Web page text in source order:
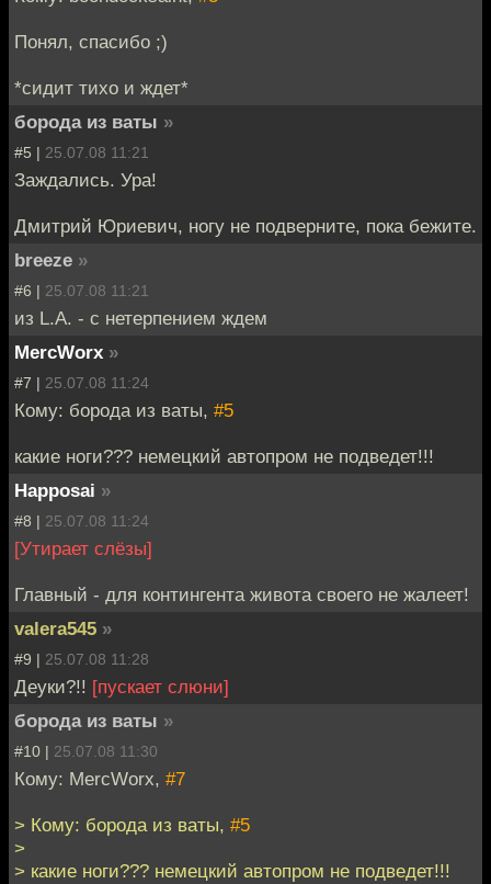
Понял, спасибо ;)
*сидит тихо и ждет*
борода из ваты »
#5 | 25.07.08 11:21
Заждались. Ура!
Дмитрий Юриевич, ногу не подверните, пока бежите.
breeze »
#6 | 25.07.08 11:21
из L.A. - с нетерпением ждем
MercWorx »
#7 | 25.07.08 11:24
Кому: борода из ваты, #5
какие ноги??? немецкий автопром не подведет!!!
Happosai »
#8 | 25.07.08 11:24
[Утирает слёзы]
Главный - для контингента живота своего не жалеет!
valera545 »
#9 | 25.07.08 11:28
Деуки?!! [пускает слюни]
борода из ваты »
#10 | 25.07.08 11:30
Кому: MercWorx, #7
> Кому: борода из ваты, #5
>
> какие ноги??? немецкий автопром не подведет!!!